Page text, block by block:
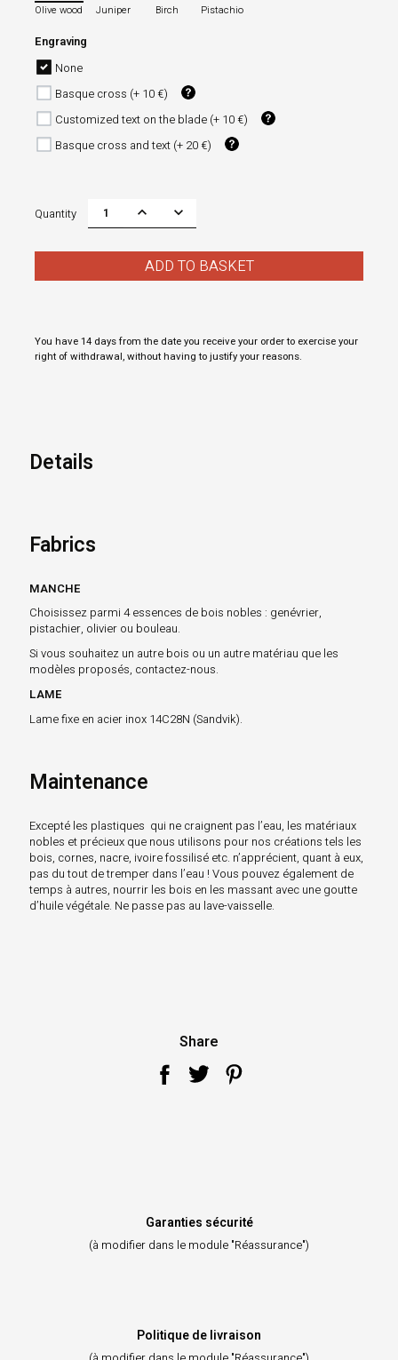
Olive wood Juniper Birch Pistachio
Engraving
None
Basque cross (+ 10 €)
Customized text on the blade (+ 10 €)
Basque cross and text (+ 20 €)
Quantity
ADD TO BASKET
You have 14 days from the date you receive your order to exercise your
right of withdrawal, without having to justify your reasons.
Details
Fabrics
MANCHE
Choisissez parmi 4 essences de bois nobles : genévrier,
pistachier, olivier ou bouleau.
Si vous souhaitez un autre bois ou un autre matériau que les
modèles proposés, contactez-nous.
LAME
Lame fixe en acier inox 14C28N (Sandvik).
Maintenance
Excepté les plastiques qui ne craignent pas l’eau, les matériaux
nobles et précieux que nous utilisons pour nos créations tels les
bois, cornes, nacre, ivoire fossilisé etc. n’apprécient, quant à eux,
pas du tout de tremper dans l’eau ! Vous pouvez également de
temps à autres, nourrir les bois en les massant avec une goutte
d’huile végétale. Ne passe pas au lave-vaisselle.
Share
Garanties sécurité
(à modifier dans le module "Réassurance")
Politique de livraison